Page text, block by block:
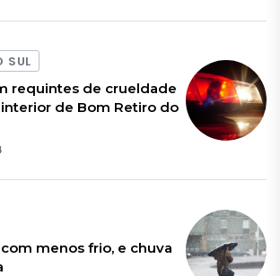
SUL
requintes de crueldade
de Bom Retiro do
menos frio, e chuva